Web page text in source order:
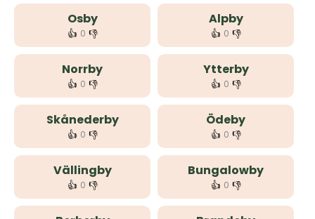
Osby
👍 0 👎
Alpby
👍 0 👎
Norrby
👍 0 👎
Ytterby
👍 0 👎
Skånederby
👍 0 👎
Ödeby
👍 0 👎
Vällingby
👍 0 👎
Bungalowby
👍 0 👎